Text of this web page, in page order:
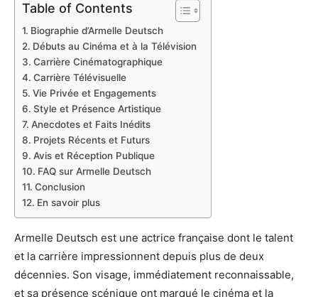
Table of Contents
Biographie d’Armelle Deutsch
Débuts au Cinéma et à la Télévision
Carrière Cinématographique
Carrière Télévisuelle
Vie Privée et Engagements
Style et Présence Artistique
Anecdotes et Faits Inédits
Projets Récents et Futurs
Avis et Réception Publique
FAQ sur Armelle Deutsch
Conclusion
En savoir plus
Armelle Deutsch est une actrice française dont le talent
et la carrière impressionnent depuis plus de deux
décennies. Son visage, immédiatement reconnaissable,
et sa présence scénique ont marqué le cinéma et la